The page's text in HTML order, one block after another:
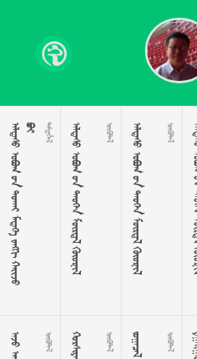



































  
      
      
 
 
